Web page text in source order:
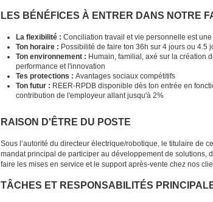
LES BÉNÉFICES À ENTRER DANS NOTRE
La flexibilité : Conciliation travail et vie personnelle est une
Ton horaire : Possibilité de faire ton 36h sur 4 jours ou 4.5
Ton environnement : Humain, familial, axé sur la création
performance et l'innovation
Tes protections : Avantages sociaux compétitifs
Ton futur : REER-RPDB disponible dès ton entrée en
contribution de l'employeur allant jusqu'à 2%
RAISON D'ÊTRE DU POSTE
Sous l’autorité du directeur électrique/robotique, le titulaire de
mandat principal de participer au développement de solutions,
faire les mises en service et le support après-vente chez nos
TÂCHES ET RESPONSABILITÉS